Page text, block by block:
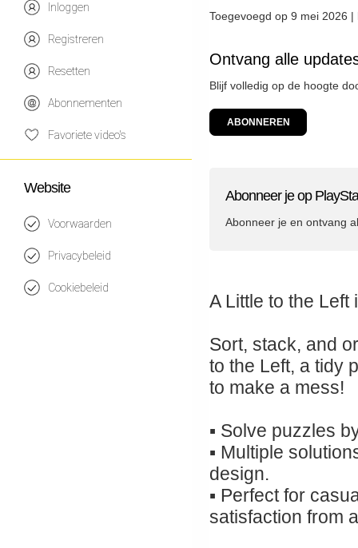
Inloggen
Registreren
Resetten
Abonnementen
Favoriete video's
Website
Voorwaarden
Privacybeleid
Cookiebeleid
Toegevoegd op 9 mei 2026 |
Ontvang alle
Blijf volledig op de hoogte
ABONNEREN
Abonneer je op
Abonneer je en ontvang
A Little to the
Sort, stack, and
to the Left, a tidy
to make a mess!
▪ Solve puzzles
▪ Multiple
design.
▪ Perfect for
satisfaction from